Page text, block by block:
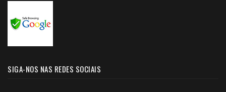
SIGA-NOS NAS REDES SOCIAIS